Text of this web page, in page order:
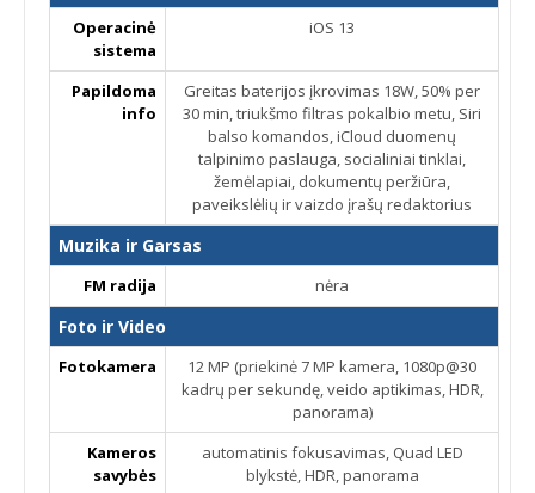
Operacinė
sistema
iOS 13
Papildoma
info
Greitas baterijos įkrovimas 18W, 50% per
30 min, triukšmo filtras pokalbio metu, Siri
balso komandos, iCloud duomenų
talpinimo paslauga, socialiniai tinklai,
žemėlapiai, dokumentų peržiūra,
paveikslėlių ir vaizdo įrašų redaktorius
Muzika ir Garsas
FM radija nėra
Foto ir Video
Fotokamera
12 MP (priekinė 7 MP kamera, 1080p@30
kadrų per sekundę, veido aptikimas, HDR,
panorama)
Kameros
savybės
automatinis fokusavimas, Quad LED
blykstė, HDR, panorama